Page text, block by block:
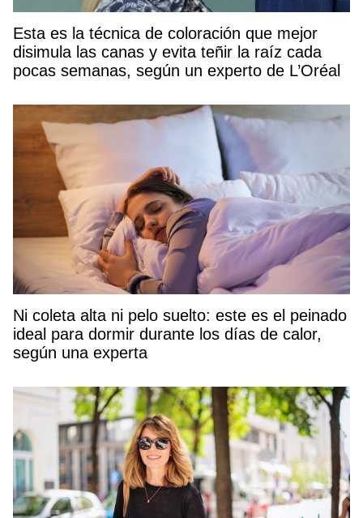
Esta es la técnica de coloración que mejor
disimula las canas y evita teñir la raíz cada
pocas semanas, según un experto de L’Oréal
Ni coleta alta ni pelo suelto: este es el peinado
ideal para dormir durante los días de calor,
según una experta